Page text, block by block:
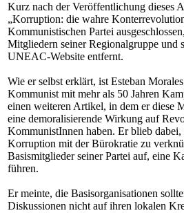
Kurz nach der Veröffentlichung dieses
„Korruption: die wahre
Kommunistischen Partei
Mitgliedern seiner Regionalgruppe und
UNEAC-Website entfernt.
Wie er selbst erklärt, ist Esteban
Kommunist mit mehr als 50 Jahren
einen weiteren Artikel, in dem er diese
eine demoralisierende Wirkung auf
KommunistInnen haben. Er blieb dabei,
Korruption mit der Bürokratie zu
Basismitglieder seiner Partei auf, eine
führen.
Er meinte, die Basisorganisationen
Diskussionen nicht auf ihren lokalen